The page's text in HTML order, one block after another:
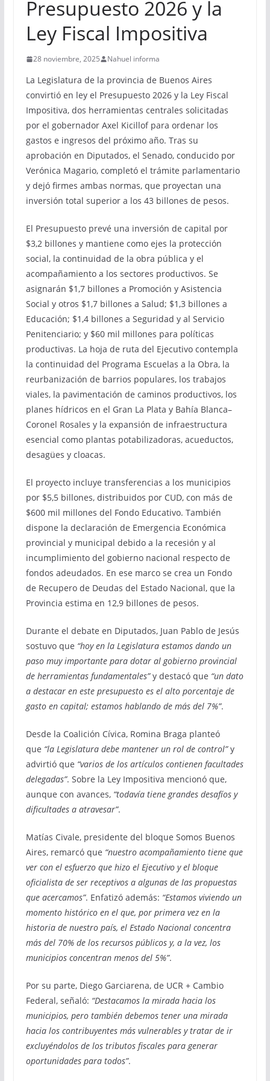
Presupuesto 2026 y la
Ley Fiscal Impositiva
28 noviembre, 2025 Nahuel informa
La Legislatura de la provincia de Buenos Aires
convirtió en ley el Presupuesto 2026 y la Ley Fiscal
Impositiva, dos herramientas centrales solicitadas
por el gobernador Axel Kicillof para ordenar los
gastos e ingresos del próximo año. Tras su
aprobación en Diputados, el Senado, conducido por
Verónica Magario, completó el trámite parlamentario
y dejó firmes ambas normas, que proyectan una
inversión total superior a los 43 billones de pesos.
El Presupuesto prevé una inversión de capital por
$3,2 billones y mantiene como ejes la protección
social, la continuidad de la obra pública y el
acompañamiento a los sectores productivos. Se
asignarán $1,7 billones a Promoción y Asistencia
Social y otros $1,7 billones a Salud; $1,3 billones a
Educación; $1,4 billones a Seguridad y al Servicio
Penitenciario; y $60 mil millones para políticas
productivas. La hoja de ruta del Ejecutivo contempla
la continuidad del Programa Escuelas a la Obra, la
reurbanización de barrios populares, los trabajos
viales, la pavimentación de caminos productivos, los
planes hídricos en el Gran La Plata y Bahía Blanca–
Coronel Rosales y la expansión de infraestructura
esencial como plantas potabilizadoras, acueductos,
desagües y cloacas.
El proyecto incluye transferencias a los municipios
por $5,5 billones, distribuidos por CUD, con más de
$600 mil millones del Fondo Educativo. También
dispone la declaración de Emergencia Económica
provincial y municipal debido a la recesión y al
incumplimiento del gobierno nacional respecto de
fondos adeudados. En ese marco se crea un Fondo
de Recupero de Deudas del Estado Nacional, que la
Provincia estima en 12,9 billones de pesos.
Durante el debate en Diputados, Juan Pablo de Jesús
sostuvo que “hoy en la Legislatura estamos dando un
paso muy importante para dotar al gobierno provincial
de herramientas fundamentales”y destacó que “un dato
a destacar en este presupuesto es el alto porcentaje de
gasto en capital; estamos hablando de más del 7%”.
Desde la Coalición Cívica, Romina Braga planteó
que “la Legislatura debe mantener un rol de control”y
advirtió que “varios de los artículos contienen facultades
delegadas”. Sobre la Ley Impositiva mencionó que,
aunque con avances, “todavía tiene grandes desafíos y
dificultades a atravesar”.
Matías Civale, presidente del bloque Somos Buenos
Aires, remarcó que “nuestro acompañamiento tiene que
ver con el esfuerzo que hizo el Ejecutivo y el bloque
oficialista de ser receptivos a algunas de las propuestas
que acercamos”. Enfatizó además: “Estamos viviendo un
momento histórico en el que, por primera vez en la
historia de nuestro país, el Estado Nacional concentra
más del 70% de los recursos públicos y, a la vez, los
municipios concentran menos del 5%”.
Por su parte, Diego Garciarena, de UCR + Cambio
Federal, señaló: “Destacamos la mirada hacia los
municipios, pero también debemos tener una mirada
hacia los contribuyentes más vulnerables y tratar de ir
excluyéndolos de los tributos fiscales para generar
oportunidades para todos”.